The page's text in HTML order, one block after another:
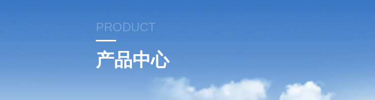
PRODUCT
产品中心